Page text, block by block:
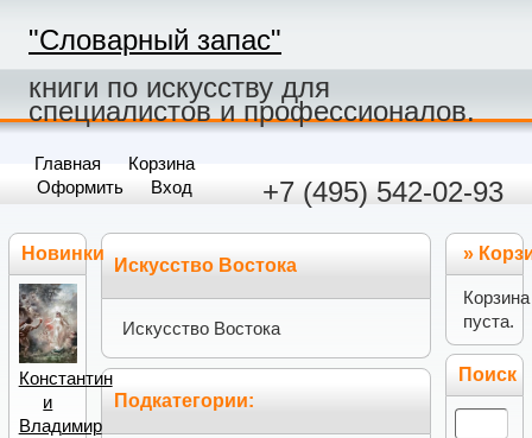
"Словарный запас"
книги по искусству для
специалистов и профессионалов.
+7 (495) 542-02-93
Главная
Корзина
Оформить
Вход
Искусство Востока
Искусство Востока
Подкатегории:
Новинки
Константин
и
Владимир
»
Корзина
пуста.
Поиск